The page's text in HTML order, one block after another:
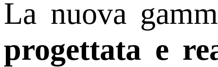
La nuova
progettata e